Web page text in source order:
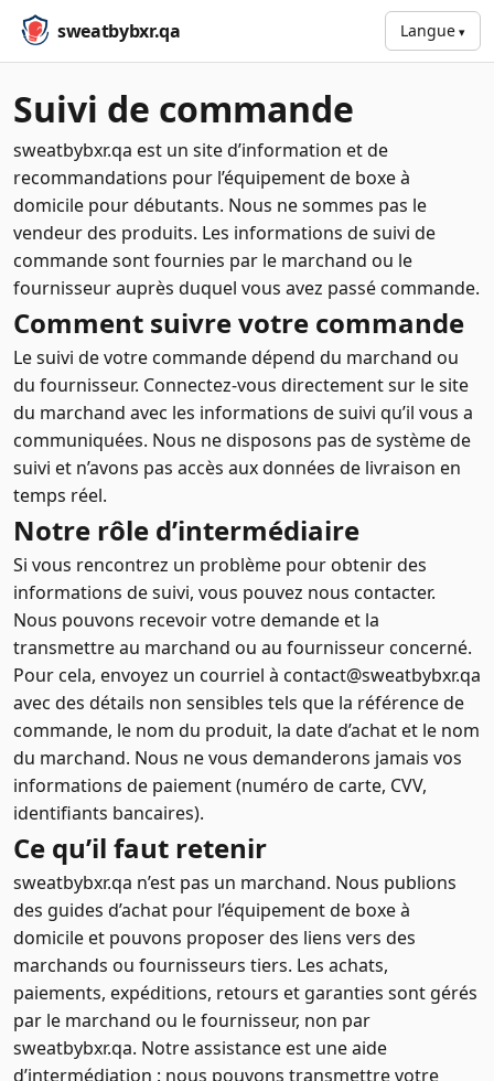
sweatbybxr.qa Langue
Suivi de commande
sweatbybxr.qa est un site d’information et de
recommandations pour l’équipement de boxe à
domicile pour débutants. Nous ne sommes pas le
vendeur des produits. Les informations de suivi de
commande sont fournies par le marchand ou le
fournisseur auprès duquel vous avez passé commande.
Comment suivre votre commande
Le suivi de votre commande dépend du marchand ou
du fournisseur. Connectez-vous directement sur le site
du marchand avec les informations de suivi qu’il vous a
communiquées. Nous ne disposons pas de système de
suivi et n’avons pas accès aux données de livraison en
temps réel.
Notre rôle d’intermédiaire
Si vous rencontrez un problème pour obtenir des
informations de suivi, vous pouvez nous contacter.
Nous pouvons recevoir votre demande et la
transmettre au marchand ou au fournisseur concerné.
Pour cela, envoyez un courriel à contact@sweatbybxr.qa
avec des détails non sensibles tels que la référence de
commande, le nom du produit, la date d’achat et le nom
du marchand. Nous ne vous demanderons jamais vos
informations de paiement (numéro de carte, CVV,
identifiants bancaires).
Ce qu’il faut retenir
sweatbybxr.qa n’est pas un marchand. Nous publions
des guides d’achat pour l’équipement de boxe à
domicile et pouvons proposer des liens vers des
marchands ou fournisseurs tiers. Les achats,
paiements, expéditions, retours et garanties sont gérés
par le marchand ou le fournisseur, non par
sweatbybxr.qa. Notre assistance est une aide
d’intermédiation : nous pouvons transmettre votre